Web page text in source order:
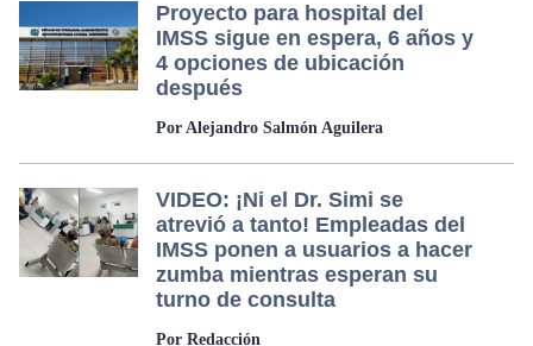
Proyecto para hospital del
IMSS sigue en espera, 6 años y
4 opciones de ubicación
después
Por Alejandro Salmón Aguilera
VIDEO: ¡Ni el Dr. Simi se
atrevió a tanto! Empleadas del
IMSS ponen a usuarios a hacer
zumba mientras esperan su
turno de consulta
Por Redacción